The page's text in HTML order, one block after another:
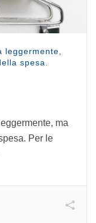
spesa.
ma
Per le